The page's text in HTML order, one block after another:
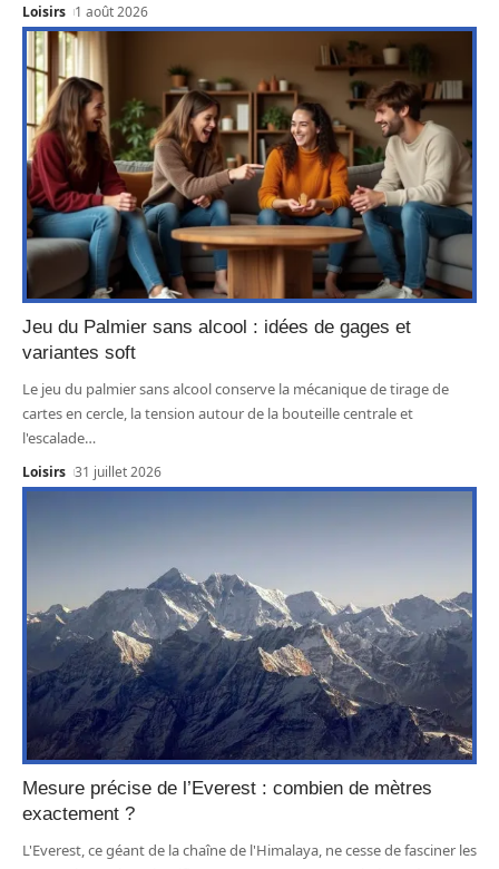
Loisirs 1 août 2026
Jeu du Palmier sans alcool : idées de gages et
variantes soft
Le jeu du palmier sans alcool conserve la mécanique de tirage de
cartes en cercle, la tension autour de la bouteille centrale et
l'escalade…
Loisirs 31 juillet 2026
Mesure précise de l’Everest : combien de mètres
exactement ?
L'Everest, ce géant de la chaîne de l'Himalaya, ne cesse de fasciner les